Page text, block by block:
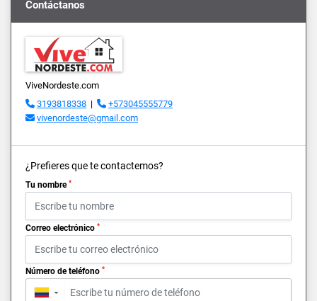
Contáctanos
ViveNordeste.com
3193818338 |
+573045555779
vivenordeste@gmail.com
¿Prefieres que te contactemos?
Tu nombre *
Correo electrónico *
Número de teléfono *
▼